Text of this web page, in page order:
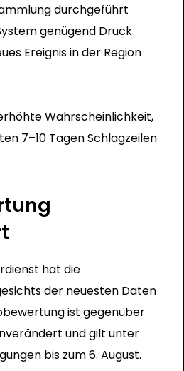
durchgeführt
genügend Druck
Ereignis in der Region
Wahrscheinlichkeit,
7–10 Tagen Schlagzeilen
hat die
der neuesten Daten
ist gegenüber
und gilt unter
bis zum 6. August.